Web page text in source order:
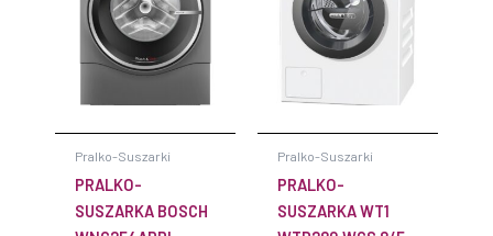
Pralko-Suszarki
PRALKO-
SUSZARKA BOSCH
Pralko-Suszarki
PRALKO-
SUSZARKA WT1